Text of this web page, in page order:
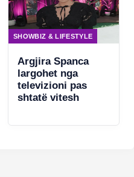
SHOWBIZ & LIFESTYLE
Argjira Spanca
largohet nga
televizioni pas
shtatë vitesh